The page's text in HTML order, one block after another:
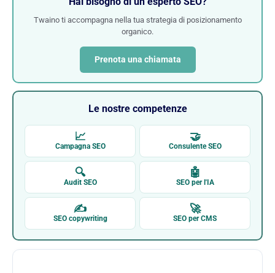
Twaino ti accompagna nella tua strategia di posizionamento
organico.
Prenota una chiamata
Le nostre competenze
📈
Campagna SEO
🤝
Consulente SEO
🔍
Audit SEO
🤖
SEO per l'IA
✍
SEO copywriting
🚀
SEO per CMS